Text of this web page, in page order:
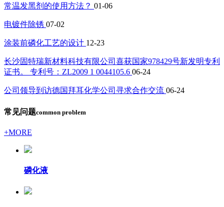
常温发黑剂的使用方法？ 01-06
电镀件除锈 07-02
涂装前磷化工艺的设计 12-23
长沙固特瑞新材料科技有限公司喜获国家978429号新发明专利
证书。 专利号：ZL2009 1 0044105.6 06-24
公司领导到访德国拜耳化学公司寻求合作交流 06-24
常见问题common problem
+MORE
磷化液